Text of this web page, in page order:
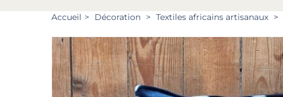
Accueil > Décoration > Textiles africains artisanaux >